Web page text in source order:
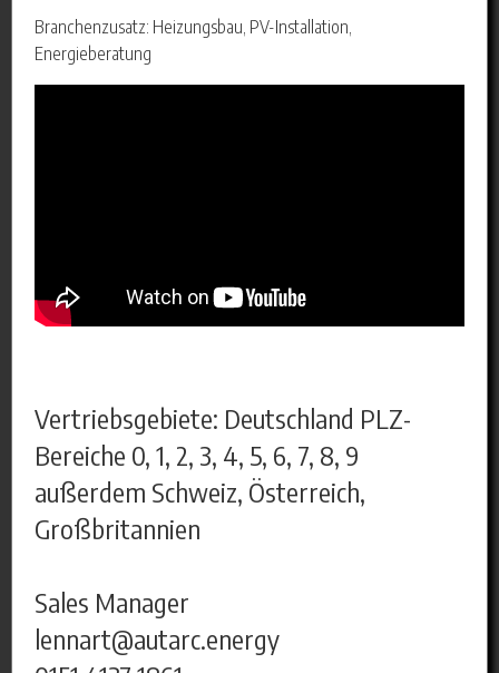
Branchenzusatz: Heizungsbau, PV-Installation,
Energieberatung
Vertriebsgebiete: Deutschland PLZ-
Bereiche 0, 1, 2, 3, 4, 5, 6, 7, 8, 9
außerdem Schweiz, Österreich,
Großbritannien
Sales Manager
lennart@autarc.energy